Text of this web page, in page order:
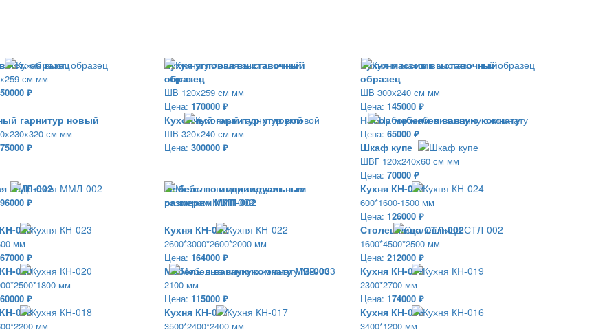
образец
см мм
₽
Кухня угловая выставочный
образец
ШВ 120х259 см мм
Цена: 170000 ₽
Кухня массив выставочный
образец
ШВ 300х240 см мм
Цена: 145000 ₽
гарнитур новый
см мм
₽
Кухонный гарнитур угловой
ШВ 320х240 см мм
Цена: 300000 ₽
Набор мебели в ванную комнату
Цена: 65000 ₽
Шкаф купе
ШВГ 120х240х60 см мм
Цена: 70000 ₽
ММЛ-002
₽
Мебель по индивидуальным
размерам МИП-002
Кухня КН-024
600*1600-1500 мм
Цена: 126000 ₽
023
мм
₽
Кухня КН-022
2600*3000*2600*2000 мм
Цена: 164000 ₽
Столешница СТЛ-002
1600*4500*2500 мм
Цена: 212000 ₽
020
мм
₽
Мебель в ванную комнату МВ-003
2100 мм
Цена: 115000 ₽
Кухня КН-019
2300*2700 мм
Цена: 174000 ₽
018
мм
Кухня КН-017
3500*2400*2400 мм
Кухня КН-016
3400*1200 мм